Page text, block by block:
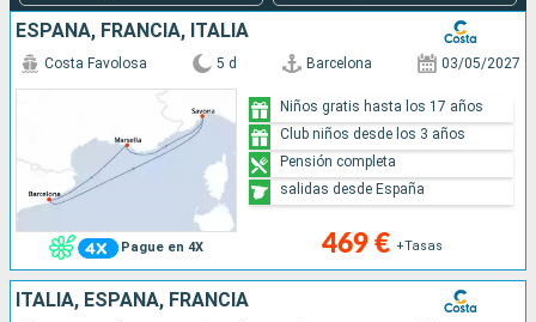
ESPAÑA, FRANCIA, ITALIA
Pague en 4X
Costa Favolosa 5 d Barcelona 03/05/2027
469 € +Tasas
Niños gratis hasta los 17 años
Club niños desde los 3 años
Pensión completa
salidas desde España
ITALIA, ESPAÑA, FRANCIA